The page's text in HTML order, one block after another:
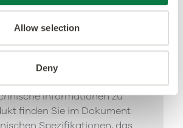
Allow selection
Deny
Einsatzbereich
Leichte kommerzielle
Informationen zu
finden Sie im Dokument
Spezifikationen, das